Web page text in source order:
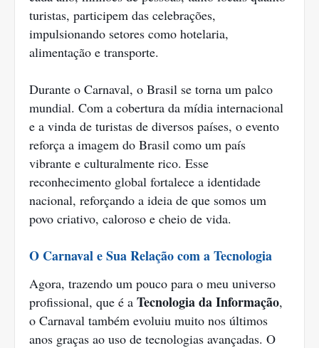
turistas, participem das celebrações,
impulsionando setores como hotelaria,
alimentação e transporte.
Durante o Carnaval, o Brasil se torna um palco
mundial. Com a cobertura da mídia internacional
e a vinda de turistas de diversos países, o evento
reforça a imagem do Brasil como um país
vibrante e culturalmente rico. Esse
reconhecimento global fortalece a identidade
nacional, reforçando a ideia de que somos um
povo criativo, caloroso e cheio de vida.
O Carnaval e Sua Relação com a Tecnologia
Agora, trazendo um pouco para o meu universo
profissional, que é a Tecnologia da Informação,
o Carnaval também evoluiu muito nos últimos
anos graças ao uso de tecnologias avançadas. O